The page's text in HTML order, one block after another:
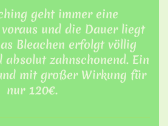
geht immer eine
und die Dauer liegt
Bleachen erfolgt völlig
absolut zahnschonend. Ein
mit großer Wirkung für
nur 120€.